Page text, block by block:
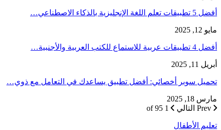
أفضل 5 تطبيقات تعلم اللغة الإنجليزية بالذكاء الاصطناعي…
مايو 12, 2025
أفضل 4 تطبيقات عربية للاستماع للكتب العربية والأجنبية…
أبريل 11, 2025
تحميل سوبر أخصائي: أفضل تطبيق يساعدك في التعامل مع ذوي…
مارس 18, 2025
التالي 1 of 95
تعليم الأطفال